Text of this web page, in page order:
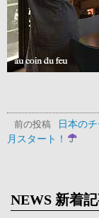
前の投稿 日本の
月スタート！
NEWS 新着